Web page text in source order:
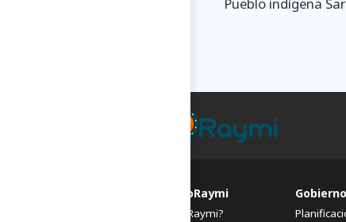
Pueblo indígena
FAQs de GoRaymi
¿Qué es GoRaymi?